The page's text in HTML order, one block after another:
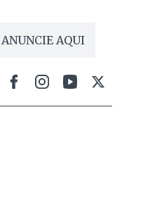
ANUNCIE AQUI